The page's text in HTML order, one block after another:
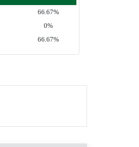
66.67%
0%
66.67%